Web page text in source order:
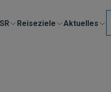
Reiseziele Aktuelles